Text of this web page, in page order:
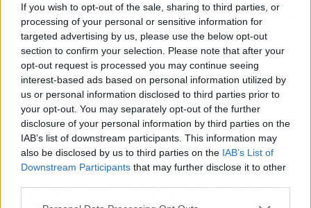
If you wish to opt-out of the sale, sharing to third parties, or
processing of your personal or sensitive information for
targeted advertising by us, please use the below opt-out
section to confirm your selection. Please note that after your
opt-out request is processed you may continue seeing
interest-based ads based on personal information utilized by
us or personal information disclosed to third parties prior to
your opt-out. You may separately opt-out of the further
disclosure of your personal information by third parties on the
IAB’s list of downstream participants. This information may
also be disclosed by us to third parties on the IAB’s List of
Downstream Participants that may further disclose it to other
unos 25 euros por MWh, un precio muy inferior
a los que registra el mercado mayorista de la
electricidad.
Anteriormente, con el Gobierno del PP de
Mariano de Rajoy, se celebraron otras dos
subastas más en 2017 en la que se adjudicaron
algo más de8.000 MW.
Las grandes eléctricas - Endesa, Iberdrolay
Naturgy-, junto a Capital Energy -que se hizo